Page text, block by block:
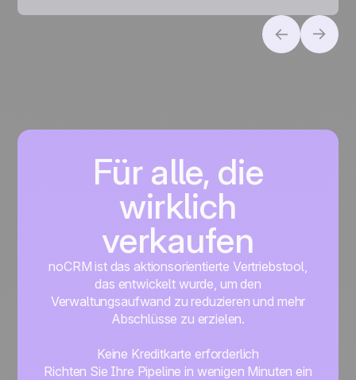
Für alle, die
wirklich
verkaufen
noCRM ist das aktionsorientierte Vertriebstool,
das entwickelt wurde, um den
Verwaltungsaufwand zu reduzieren und mehr
Abschlüsse zu erzielen.
Keine Kreditkarte erforderlich
Richten Sie Ihre Pipeline in wenigen Minuten ein